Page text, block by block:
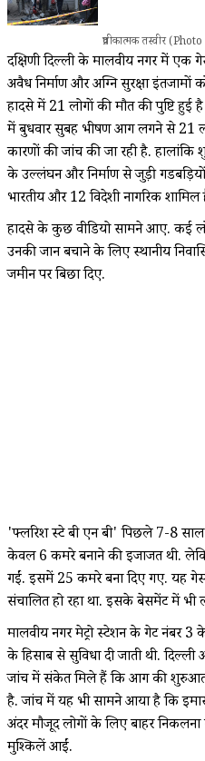
प्रतीकात्मक तस्वीर
दक्षिणी दिल्ली के मालवीय नगर में एक
अवैध निर्माण और अग्नि सुरक्षा
हादसे में 21 लोगों की मौत की पुष्टि हुई
में बुधवार सुबह भीषण आग लगने से 21
कारणों की जांच की जा रही है.
के उल्लंघन और निर्माण से जुड़ी
भारतीय और 12 विदेशी नागरिक शामिल
हादसे के कुछ वीडियो सामने आए. कई
उनकी जान बचाने के लिए स्थानीय
जमीन पर बिछा दिए.
'फ्लरिश स्टे बी एन बी' पिछले 7-8
केवल 6 कमरे बनाने की इजाजत थी.
गईं. इसमें 25 कमरे बना दिए गए. यह
संचालित हो रहा था. इसके बेसमेंट में
मालवीय नगर मेट्रो स्टेशन के गेट नंबर 3
के हिसाब से सुविधा दी जाती थी.
जांच में संकेत मिले हैं कि आग की शुरुआत
है. जांच में यह भी सामने आया है कि
अंदर मौजूद लोगों के लिए बाहर
मुश्किलें आईं.